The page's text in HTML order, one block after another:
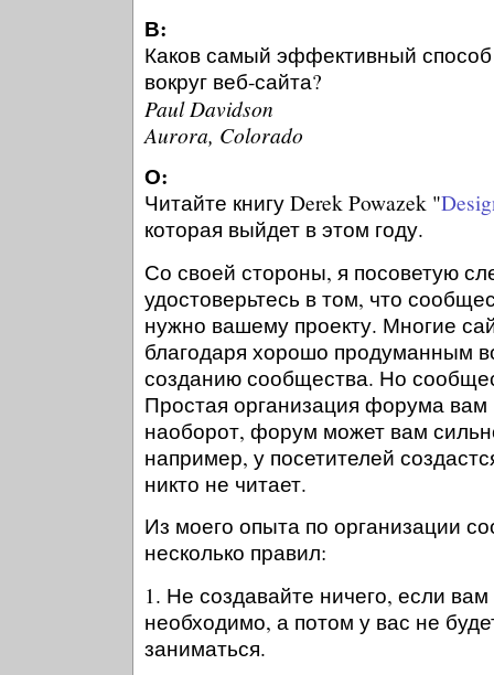
В:
Каков самый эффективный
вокруг веб-сайта?
Paul Davidson
Aurora, Colorado
О:
Читайте книгу Derek Powazek "
которая выйдет в этом году.
Со своей стороны, я посоветую
удостоверьтесь в том, что
нужно вашему проекту. Многие
благодаря хорошо продуманным
созданию сообщества. Но
Простая организация форума
наоборот, форум может вам
например, у посетителей
никто не читает.
Из моего опыта по организации
несколько правил:
1. Не создавайте ничего, если
необходимо, а потом у вас не
заниматься.